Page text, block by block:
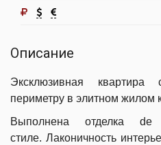
Описание
Эксклюзивная
периметру в элитном жилом
Выполнена отделка
стиле. Лаконичность